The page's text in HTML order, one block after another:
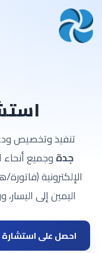
تنفيذ وتخصيص
جدةوجميع أنحاء
الإلكترونية
اليمين إلى
احصل على استشارة